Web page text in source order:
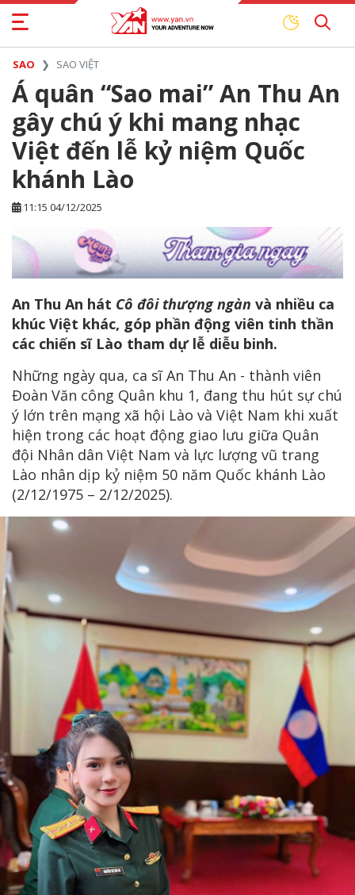
SAO SAO VIỆT
Á quân “Sao mai” An Thu An
gây chú ý khi mang nhạc
Việt đến lễ kỷ niệm Quốc
khánh Lào
11:15 04/12/2025
An Thu An hát Cô đôi thượng ngàn và nhiều ca
khúc Việt khác, góp phần động viên tinh thần
các chiến sĩ Lào tham dự lễ diễu binh.
Những ngày qua, ca sĩ An Thu An - thành viên
Đoàn Văn công Quân khu 1, đang thu hút sự chú
ý lớn trên mạng xã hội Lào và Việt Nam khi xuất
hiện trong các hoạt động giao lưu giữa Quân
đội Nhân dân Việt Nam và lực lượng vũ trang
Lào nhân dịp kỷ niệm 50 năm Quốc khánh Lào
(2/12/1975 – 2/12/2025).